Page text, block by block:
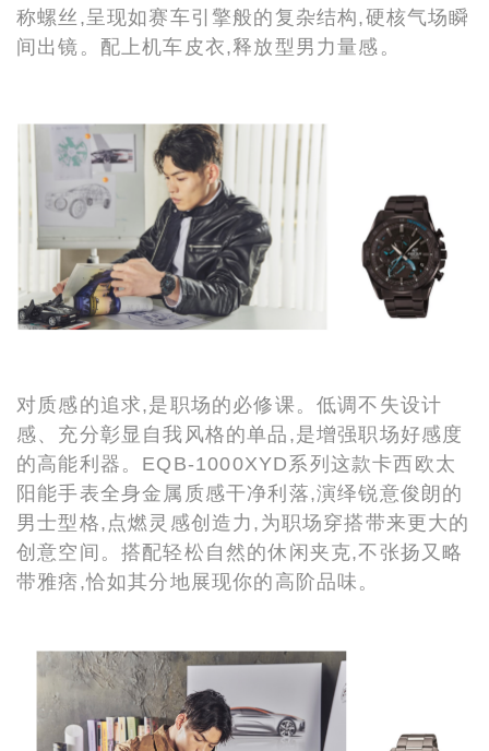
称螺丝,呈现如赛车引擎般的复杂结构,硬核气场瞬
间出镜。配上机车皮衣,释放型男力量感。
对质感的追求,是职场的必修课。低调不失设计
感、充分彰显自我风格的单品,是增强职场好感度
的高能利器。EQB-1000XYD系列这款卡西欧太
阳能手表全身金属质感干净利落,演绎锐意俊朗的
男士型格,点燃灵感创造力,为职场穿搭带来更大的
创意空间。搭配轻松自然的休闲夹克,不张扬又略
带雅痞,恰如其分地展现你的高阶品味。